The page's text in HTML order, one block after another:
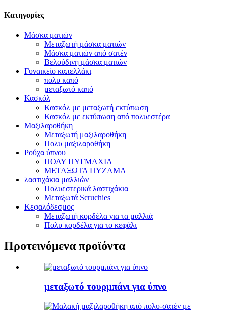
Κατηγορίες
Μάσκα ματιών
Μεταξωτή μάσκα ματιών
Μάσκα ματιών από σατέν
Βελούδινη μάσκα ματιών
Γυναικείο καπελλάκι
πολυ καπό
μεταξωτό καπό
Κασκόλ
Κασκόλ με μεταξωτή εκτύπωση
Κασκόλ με εκτύπωση από πολυεστέρα
Μαξιλαροθήκη
Μεταξωτή μαξιλαροθήκη
Πολυ μαξιλαροθήκη
Ρούχα ύπνου
ΠΟΛΥ ΠΥΓΜΑΧΙΑ
ΜΕΤΑΞΩΤΑ ΠΥΖΑΜΑ
λαστιχάκια μαλλιών
Πολυεστερικά λαστιχάκια
Μεταξωτά Scruchies
Κεφαλόδεσμος
Μεταξωτή κορδέλα για τα μαλλιά
Πολυ κορδέλα για το κεφάλι
Προτεινόμενα προϊόντα
μεταξωτό τουρμπάνι για ύπνο